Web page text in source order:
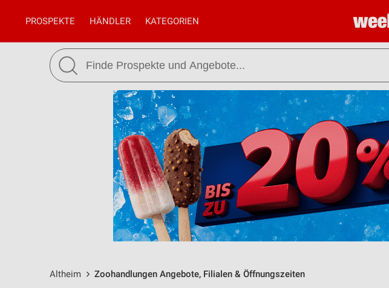
PROSPEKTE HÄNDLER KATEGORIEN
Altheim Zoohandlungen Angebote, Filialen & Öffnungszeiten